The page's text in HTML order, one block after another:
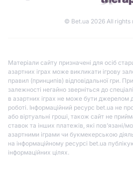
© Bet.ua 2026 All rights
Матеріали сайту призначені для осіб
азартних іграх може викликати ігрову
правил (принципів) відповідальної гри.
залежності негайно зверніться до
в азартних іграх не може бути джерелом
роботі. Інформаційний ресурс bet.ua не
або віртуальні гроші, також сайт не
ставок та інших платежів, які пов’язані/
азартними іграми чи букмекерською
на інформаційному ресурсі bet.ua
інформаційних цілях.